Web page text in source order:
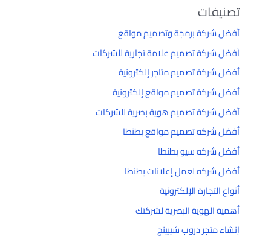
تصنيفات
أفضل شركة برمجة وتصميم مواقع
أفضل شركة تصميم علامة تجارية للشركات
أفضل شركة تصميم متاجر إلكترونية
أفضل شركة تصميم مواقع إلكترونية
أفضل شركة تصميم هوية بصرية للشركات
أفضل شركه تصميم مواقع بطنطا
أفضل شركه سيو بطنطا
أفضل شركه لعمل إعلانات بطنطا
أنواع التجارة الإلكترونية
أهمية الهوية البصرية لشركتك
إنشاء متجر دروب شيبينج